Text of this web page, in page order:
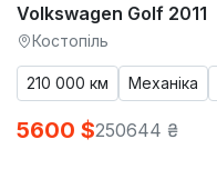
Volkswagen Golf 2011
Костопіль
210 000 км Механіка
5600 $250644 ₴